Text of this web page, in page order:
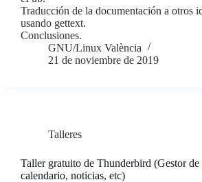
Traducción de la documentación a otros
usando gettext.
Conclusiones.
GNU/Linux València
21 de noviembre de 2019
Talleres
Taller gratuito de Thunderbird (Gestor de
calendario, noticias, etc)